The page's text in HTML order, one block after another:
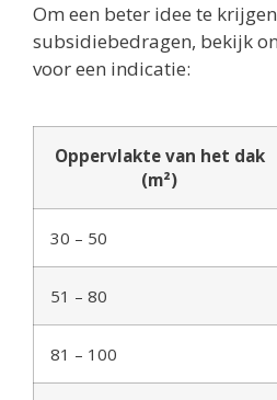
Om een beter idee te
subsidiebedragen, bekijk
voor een indicatie:
Oppervlakte van het dak
(m²)
30 – 50
51 – 80
81 – 100